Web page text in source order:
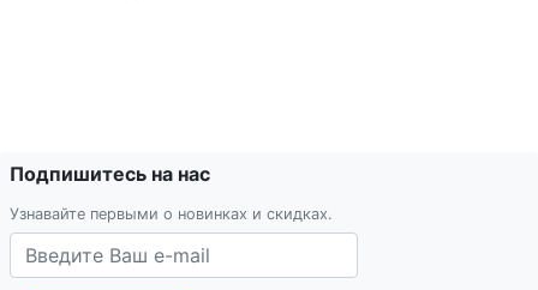
Подпишитесь на нас
Узнавайте первыми о новинках и скидках.